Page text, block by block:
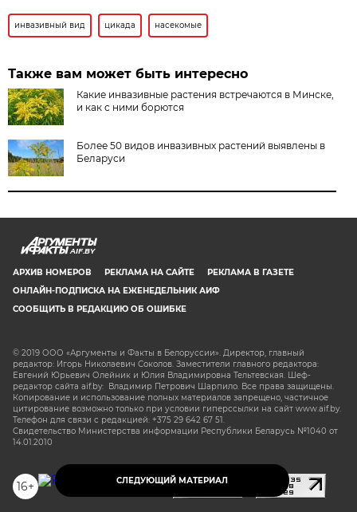
СЛЕДУЮЩИЙ МАТЕРИАЛ
инвазивный вид цикада насекомые
Также вам может быть интересно
Какие инвазивные растения встречаются в Минске,
и как с ними борются
Более 50 видов инвазивных растений выявлены в
Беларуси
AIF.BY
АРХИВ НОМЕРОВ РЕКЛАМА НА САЙТЕ
РЕКЛАМА В ГАЗЕТЕ
ОНЛАЙН-ПОДПИСКА НА ЕЖЕНЕДЕЛЬНИК АИФ
СООБЩИТЬ В РЕДАКЦИЮ ОБ ОШИБКЕ
© 2019 ООО «Аргументы и Факты в Белоруссии». Директор, главный
редактор: Игорь Николаевич Соколов. Заместители главного редактора:
Евгений Юрьевич Олейник и Юлия Владимировна Тельтевская. Шеф-
редактор сайта aif.by: Владимир Петрович Шарпило. Все права защищены.
Копирование и использование полных материалов запрещено, частичное
цитирование возможно только при условии гиперссылки на сайт www.aif.by.
Телефон для связи с редакцией: +375 29 642 67 51.
Свидетельство Министерства информации Республики Беларусь №1040 от
14.01.2010
16+